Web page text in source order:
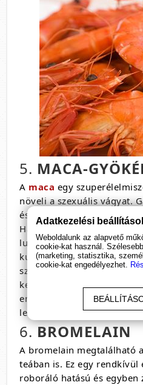
5. MACA-
A maca egy
növeli a szexuális vágyat.
és szinte minden fontos
Hasonlóan
lucuma, chia mag amik
kultúrából származnak.
szorongást és depressziót.
kevésbé vagyunk idegesek
energiaraktárai is később
leszünk fáradtak.
6.BROMELAIN
A bromelain megtalálható
teában is. Ez egy
roboráló hatású és egyben
Adatkezelési
Weboldalunk az alapvető
cookie-kat használ.
(marketing, statisztika,
cookie-kat engedélyezhet.